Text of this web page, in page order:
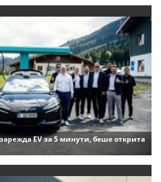
EV за 5 минути, беше открита